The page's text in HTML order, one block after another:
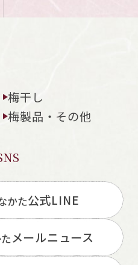
梅干し
梅製品・その他
かた公式LINE
メールニュース